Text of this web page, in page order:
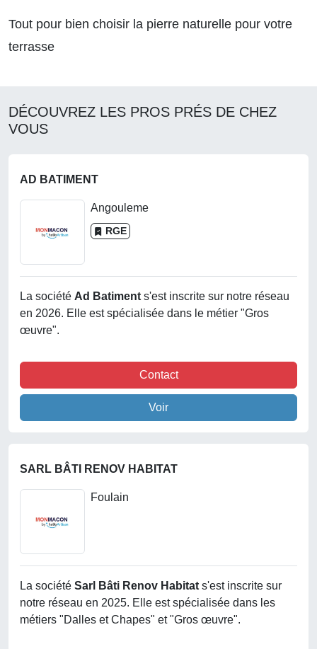
Tout pour bien choisir la pierre naturelle pour votre
terrasse
DÉCOUVREZ LES PROS PRÉS DE CHEZ
VOUS
AD BATIMENT
Angouleme
RGE
La société Ad Batiment s'est inscrite sur notre réseau
en 2026. Elle est spécialisée dans le métier "Gros
œuvre".
Contact
Voir
SARL BÂTI RENOV HABITAT
Foulain
La société Sarl Bâti Renov Habitat s'est inscrite sur
notre réseau en 2025. Elle est spécialisée dans les
métiers "Dalles et Chapes" et "Gros œuvre".